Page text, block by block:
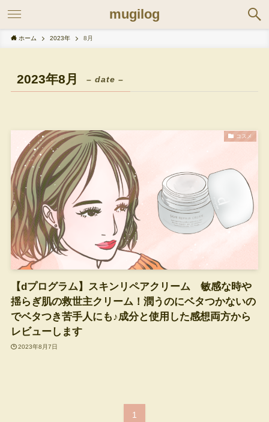
mugilog
ホーム 2023年 8月
2023年8月 – date –
コスメ
【dプログラム】スキンリペアクリーム 敏感な時や
揺らぎ肌の救世主クリーム！潤うのにベタつかないの
でベタつき苦手人にも♪成分と使用した感想両方から
レビューします
2023年8月7日
1